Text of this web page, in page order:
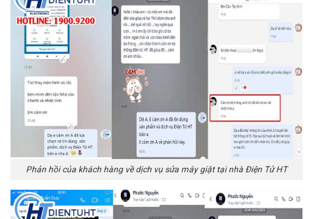
Phản hồi của khách hàng về dịch vụ sửa máy giặt tại nhà Điện Tử HT